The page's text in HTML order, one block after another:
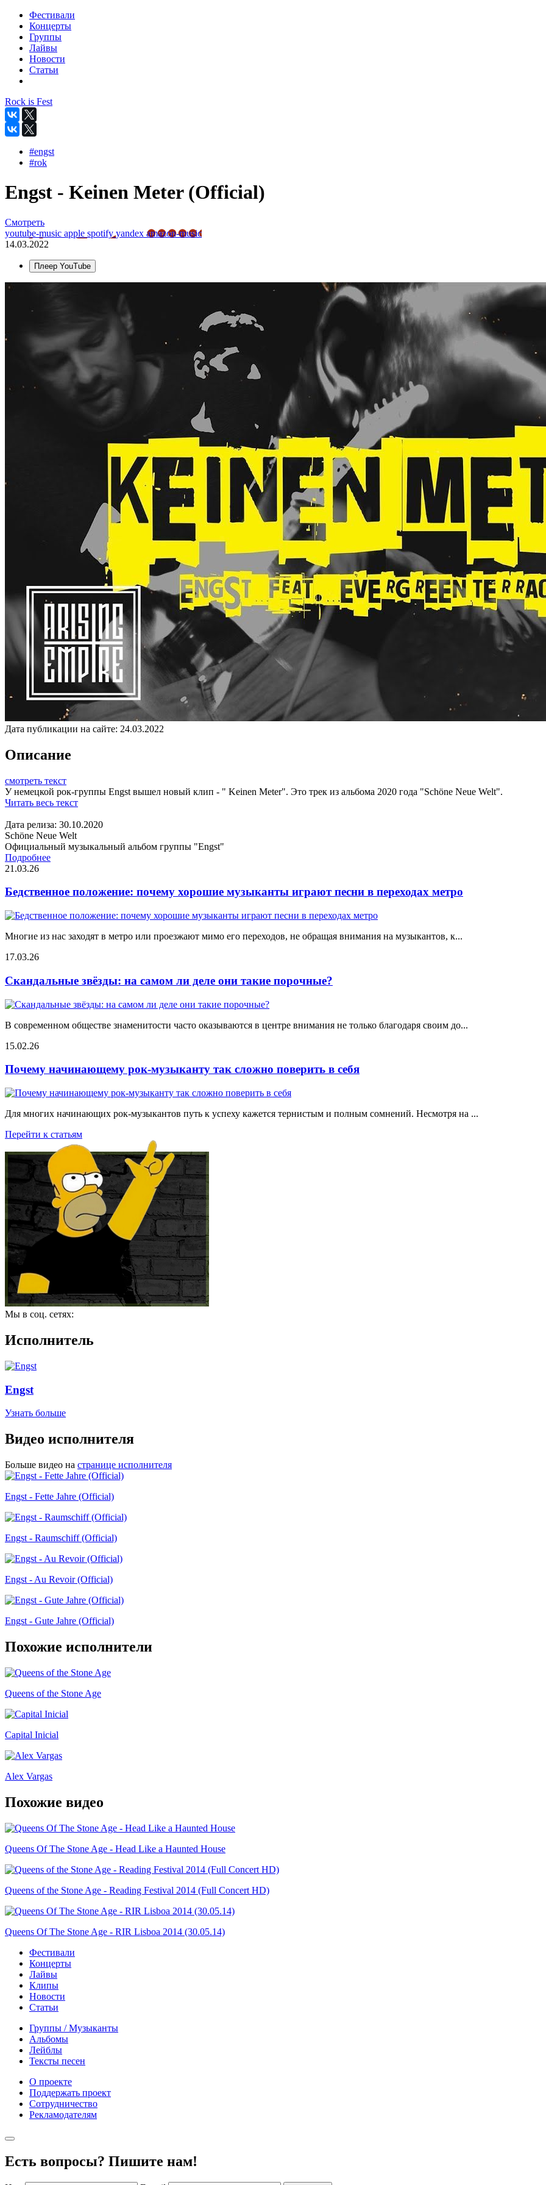
Фестивали
Концерты
Группы
Лайвы
Новости
Статьи
Rock is Fest
#engst
#rok
Engst - Keinen Meter (Official)
Смотреть
youtube-music apple spotifyyandex amazon-music
14.03.2022
Плеер YouTube
Дата публикации на сайте: 24.03.2022
Описание
смотреть текст
У немецкой рок-группы Engst вышел новый клип - " Keinen Meter". Это трек из альбома 2020 года "Schöne Neue Welt".
Читать весь текст
Дата релиза: 30.10.2020
Schöne Neue Welt
Официальный музыкальный альбом группы "Engst"
Подробнее
21.03.26
Бедственное положение: почему хорошие музыканты играют песни в переходах метро
Многие из нас заходят в метро или проезжают мимо его переходов, не обращая внимания на музыкантов, к...
17.03.26
Скандальные звёзды: на самом ли деле они такие порочные?
В современном обществе знаменитости часто оказываются в центре внимания не только благодаря своим до...
15.02.26
Почему начинающему рок-музыканту так сложно поверить в себя
Для многих начинающих рок-музыкантов путь к успеху кажется тернистым и полным сомнений. Несмотря на ...
Перейти к статьям
Мы в соц. сетях:
Исполнитель
Engst
Узнать больше
Видео исполнителя
Больше видео на странице исполнителя
Engst - Fette Jahre (Official)
Engst - Raumschiff (Official)
Engst - Au Revoir (Official)
Engst - Gute Jahre (Official)
Похожие исполнители
Queens of the Stone Age
Capital Inicial
Alex Vargas
Похожие видео
Queens Of The Stone Age - Head Like a Haunted House
Queens of the Stone Age - Reading Festival 2014 (Full Concert HD)
Queens Of The Stone Age - RIR Lisboa 2014 (30.05.14)
Фестивали
Концерты
Лайвы
Клипы
Новости
Статьи
Группы / Музыканты
Альбомы
Лейблы
Тексты песен
О проекте
Поддержать проект
Сотрудничество
Рекламодателям
Есть вопросы? Пишите нам!